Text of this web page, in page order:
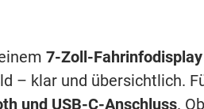
7-Zoll-Fahrinfodisplay
– klar und übersichtlich.
und USB-C-Anschluss. Ob